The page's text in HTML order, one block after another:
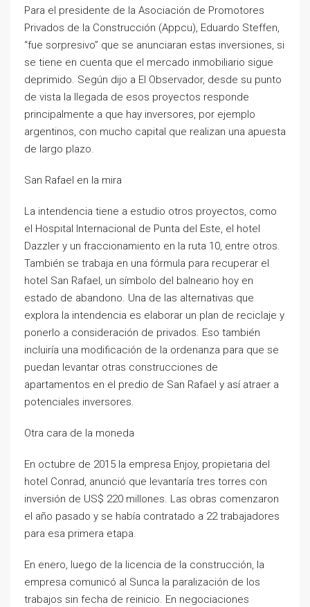
Para el presidente de la Asociación de Promotores
Privados de la Construcción (Appcu), Eduardo Steffen,
“fue sorpresivo” que se anunciaran estas inversiones, si
se tiene en cuenta que el mercado inmobiliario sigue
deprimido. Según dijo a El Observador, desde su punto
de vista la llegada de esos proyectos responde
principalmente a que hay inversores, por ejemplo
argentinos, con mucho capital que realizan una apuesta
de largo plazo.
San Rafael en la mira
La intendencia tiene a estudio otros proyectos, como
el Hospital Internacional de Punta del Este, el hotel
Dazzler y un fraccionamiento en la ruta 10, entre otros.
También se trabaja en una fórmula para recuperar el
hotel San Rafael, un símbolo del balneario hoy en
estado de abandono. Una de las alternativas que
explora la intendencia es elaborar un plan de reciclaje y
ponerlo a consideración de privados. Eso también
incluiría una modificación de la ordenanza para que se
puedan levantar otras construcciones de
apartamentos en el predio de San Rafael y así atraer a
potenciales inversores.
Otra cara de la moneda
En octubre de 2015 la empresa Enjoy, propietaria del
hotel Conrad, anunció que levantaría tres torres con
inversión de US$ 220 millones. Las obras comenzaron
el año pasado y se había contratado a 22 trabajadores
para esa primera etapa.
En enero, luego de la licencia de la construcción, la
empresa comunicó al Sunca la paralización de los
trabajos sin fecha de reinicio. En negociaciones